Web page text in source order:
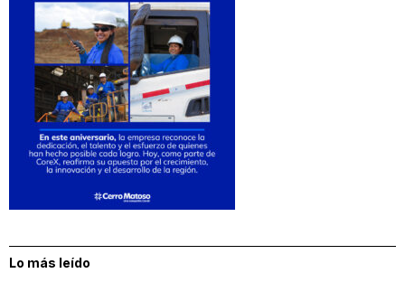
Lo más leído